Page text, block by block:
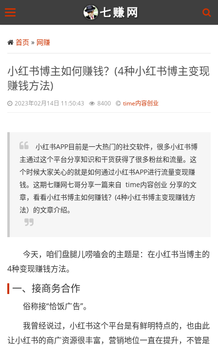
to
main
Toggle
首页 » 网赚
小红书博主如何赚钱？(4种小红书博主变现
赚钱方法)
2023年02月14日 11:50:43 8400 time内容创业
小红书APP目前是一大热门的社交软件，很多小红书博
主通过这个平台分享知识和干货获得了很多粉丝和流量。这
个时候大家关心的就是如何通过小红书APP进行流量变现赚
钱。这期七赚网七哥分享一篇来自 time内容创业 分享的文
章，看看小红书博主如何赚钱？(4种小红书博主变现赚钱方
法）的文章介绍。
今天，咱们盘腿儿唠嗑会的主题是：在小红书当博主的
4种变现赚钱方法。
一、接商务合作
俗称接“恰饭广告”。
我曾经说过，小红书这个平台是有鲜明特点的，也由此
让小红书的商广资源很丰富，营销地位一直在提升，不管是